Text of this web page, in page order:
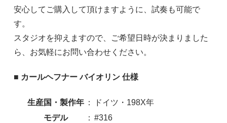
安心してご購入して頂けますように、試奏も可能で
す。
スタジオを抑えますので、ご希望日時が決まりました
ら、お気軽にお問い合わせください。
■ カールヘフナー バイオリン 仕様
生産国・製作年 ：
ドイツ・198X年
モデル
： #316